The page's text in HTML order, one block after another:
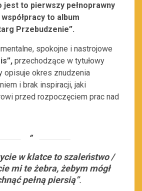
jest to pierwszy pełnoprawny
to album
Przebudzenie”.
spokojne i nastrojowe
przechodzące w tytułowy
opisuje okres znudzenia
i brak inspiracji, jaki
przed rozpoczęciem prac nad
w klatce to szaleństwo /
mi te żebra, żebym mógł
pełną piersią”.